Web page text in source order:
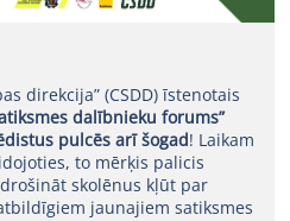
direkcija” (CSDD) īstenotais
dalībnieku forums”
pulcēs arī šogad! Laikam
to mērķis palicis
skolēnus kļūt par
jaunajiem satiksmes